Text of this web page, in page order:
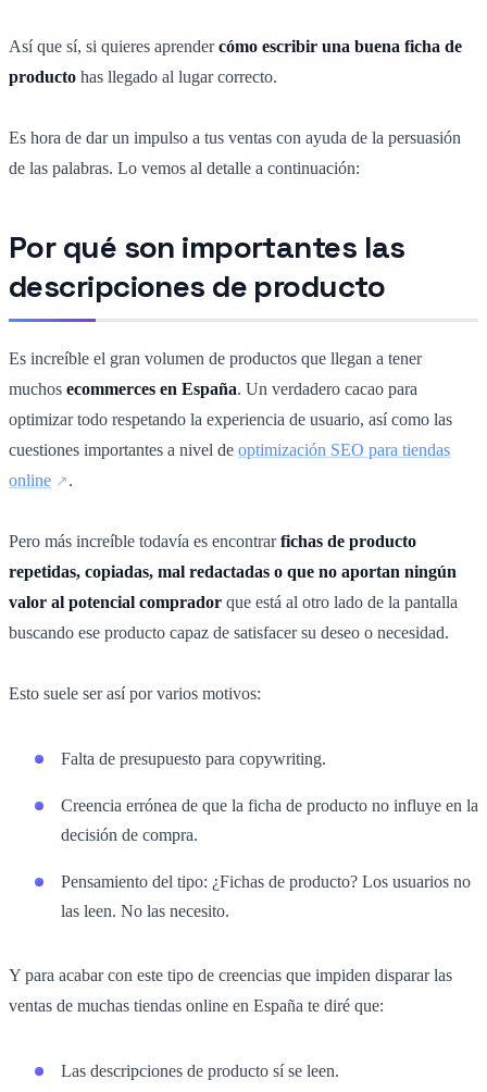
Así que sí, si quieres aprendercómo escribir una buena ficha de
producto has llegado al lugar correcto.
Es hora de dar un impulso a tus ventas con ayuda de la persuasión
de las palabras. Lo vemos al detalle a continuación:
Por qué son importantes las
descripciones de producto
Es increíble el gran volumen de productos que llegan a tener
muchos ecommerces en España. Un verdadero cacao para
optimizar todo respetando la experiencia de usuario, así como las
cuestiones importantes a nivel de optimización SEO para tiendas
online
.
Pero más increíble todavía es encontrarfichas de producto
repetidas, copiadas, mal redactadas o que no aportan ningún
valor al potencial comprador que está al otro lado de la pantalla
buscando ese producto capaz de satisfacer su deseo o necesidad.
Esto suele ser así por varios motivos:
Falta de presupuesto para copywriting.
Creencia errónea de que la ficha de producto no influye en la
decisión de compra.
Pensamiento del tipo: ¿Fichas de producto? Los usuarios no
las leen. No las necesito.
Y para acabar con este tipo de creencias que impiden disparar las
ventas de muchas tiendas online en España te diré que:
Las descripciones de producto sí se leen.